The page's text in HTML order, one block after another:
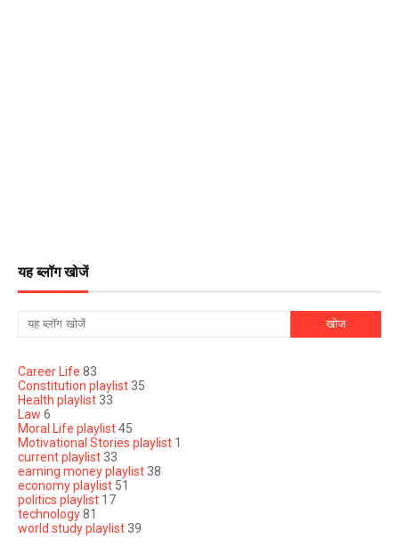
यह ब्लॉग खोजें
Career Life 83
Constitution playlist 35
Health playlist 33
Law 6
Moral Life playlist45
Motivational Stories playlist 1
current playlist 33
earning money playlist 38
economy playlist 51
politics playlist 17
technology81
world study playlist 39